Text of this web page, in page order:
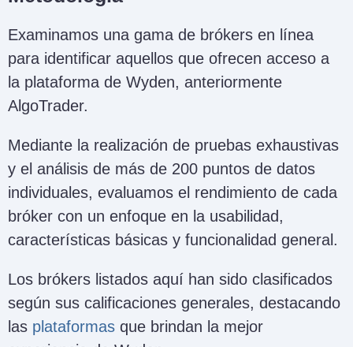
Examinamos una gama de brókers en línea
para identificar aquellos que ofrecen acceso a
la plataforma de Wyden, anteriormente
AlgoTrader.
Mediante la realización de pruebas exhaustivas
y el análisis de más de 200 puntos de datos
individuales, evaluamos el rendimiento de cada
bróker con un enfoque en la usabilidad,
características básicas y funcionalidad general.
Los brókers listados aquí han sido clasificados
según sus calificaciones generales, destacando
las plataformas que brindan la mejor